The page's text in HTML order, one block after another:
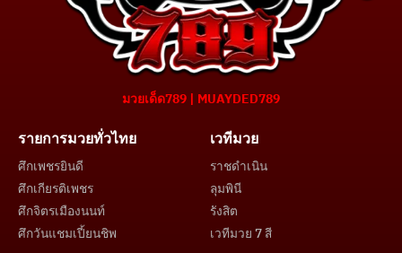
มวยเด็ด789 | MUAYDED789
รายการมวยทั่วไทย
ศึกเพชรยินดี
ศึกเกียรติเพชร
ศึกจิตรเมืองนนท์
ศึกวันแชมเปี้ยนชิพ
เวทีมวย
ราชดำเนิน
ลุมพินี
รังสิต
เวทีมวย 7 สี